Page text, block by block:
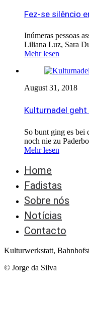
Fez-se silêncio
Inúmeras pessoas
Liliana Luz, Sara
Mehr lesen
August 31, 2018
Kulturnadel
So bunt ging es bei
noch nie zu
Mehr lesen
Home
Fadistas
Sobre nós
Notícias
Contacto
Kulturwerkstatt,
© Jorge da Silva